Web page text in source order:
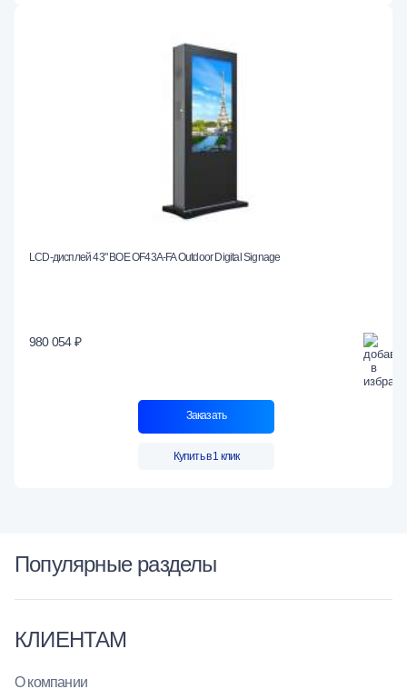
LCD-дисплей 43" BOE OF43A-FA Outdoor Digital Signage
980 054 ₽
Заказать
Купить в 1 клик
Популярные разделы
КЛИЕНТАМ
О компании